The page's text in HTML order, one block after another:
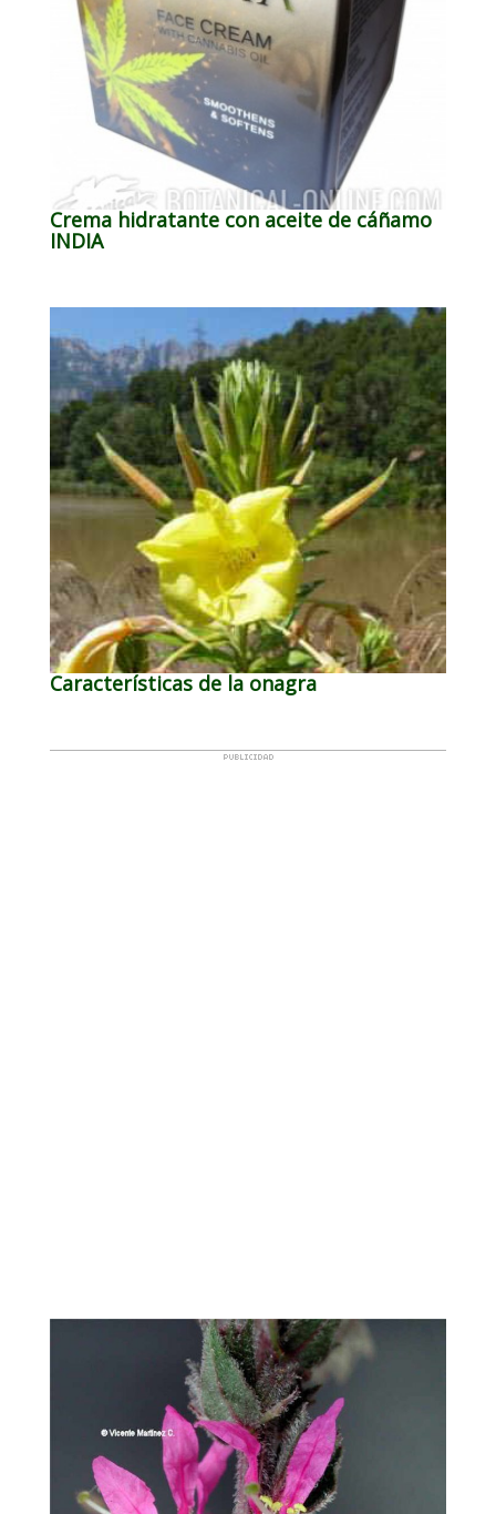
Crema hidratante con aceite de cáñamo
INDIA
Características de la onagra